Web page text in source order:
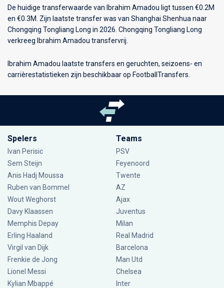
De huidige transferwaarde van Ibrahim Amadou ligt tussen €0.2M
en €0.3M. Zijn laatste transfer was van Shanghai Shenhua naar
Chongqing Tongliang Long in 2026. Chongqing Tongliang Long
verkreeg Ibrahim Amadou transfervrij.
Ibrahim Amadou laatste transfers en geruchten, seizoens- en
carrièrestatistieken zijn beschikbaar op FootballTransfers.
Spelers
Ivan Perisic
Sem Steijn
Anis Hadj Moussa
Ruben van Bommel
Wout Weghorst
Davy Klaassen
Memphis Depay
Erling Haaland
Virgil van Dijk
Frenkie de Jong
Lionel Messi
Kylian Mbappé
Teams
PSV
Feyenoord
Twente
AZ
Ajax
Juventus
Milan
Real Madrid
Barcelona
Man Utd
Chelsea
Inter